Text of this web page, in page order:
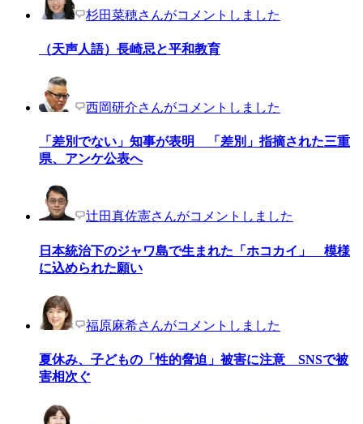
杉田菜穂さんがコメントしました
（天声人語）長崎忌と平和教育
西岡研介さんがコメントしました
「差別でない」知事が表明 「差別」指摘された三重
県、アンケ公表へ
辻田真佐憲さんがコメントしました
日本統治下のジャワ島で生まれた「ホコカイ」 模様
に込められた願い
福原麻希さんがコメントしました
夏休み、子どもの「性的脅迫」被害に注意 SNSで被
害相次ぐ